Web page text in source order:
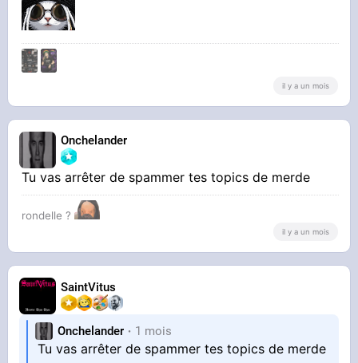
il y a un mois
Onchelander
Tu vas arrêter de spammer tes topics de merde
rondelle ?
il y a un mois
SaintVitus
Onchelander 1 mois
Tu vas arrêter de spammer tes topics de merde